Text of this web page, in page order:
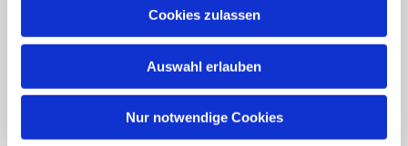
Cookies zulassen
Auswahl erlauben
Nur notwendige Cookies
Tel.: 05206 / 92 78 034
bi-kg-versoehnung@kirche-bielefeld.de
Spenden für die Gemeindearbeit: